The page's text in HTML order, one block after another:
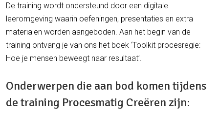
De training wordt ondersteund door een digitale
leeromgeving waarin oefeningen, presentaties en extra
materialen worden aangeboden. Aan het begin van de
training ontvang je van ons het boek ‘Toolkit procesregie:
Hoe je mensen beweegt naar resultaat’.
Onderwerpen die aan bod komen tijdens
de training Procesmatig Creëren zijn: